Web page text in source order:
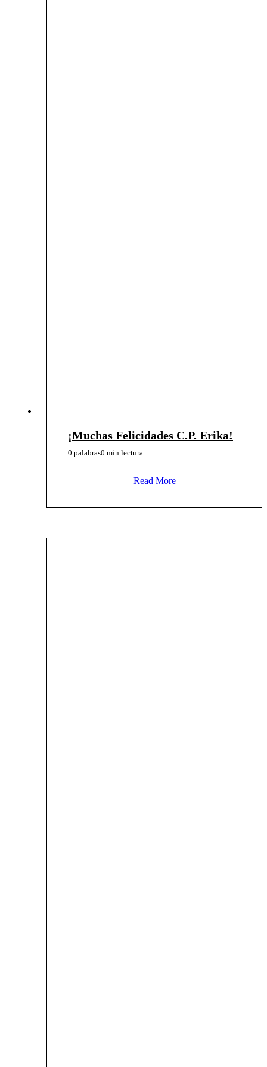
¡Muchas Felicidades C.P. Erika!
0 palabras0 min lectura
Read More